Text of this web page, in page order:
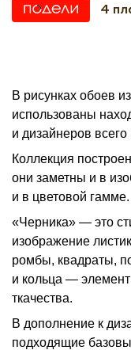
4
В рисунках обоев
использованы
и дизайнеров
Коллекция
они заметны и в
и в цветовой гамме.
«Черника» — это
изображение
ромбы, квадраты,
и кольца —
ткачества.
В дополнение к
подходящие